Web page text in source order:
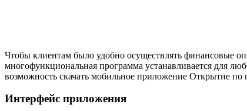
Чтобы клиентам было удобно осуществлять финансовые
многофункциональная программа устанавливается для
возможность скачать мобильное приложение Открытие
Интерфейс приложения